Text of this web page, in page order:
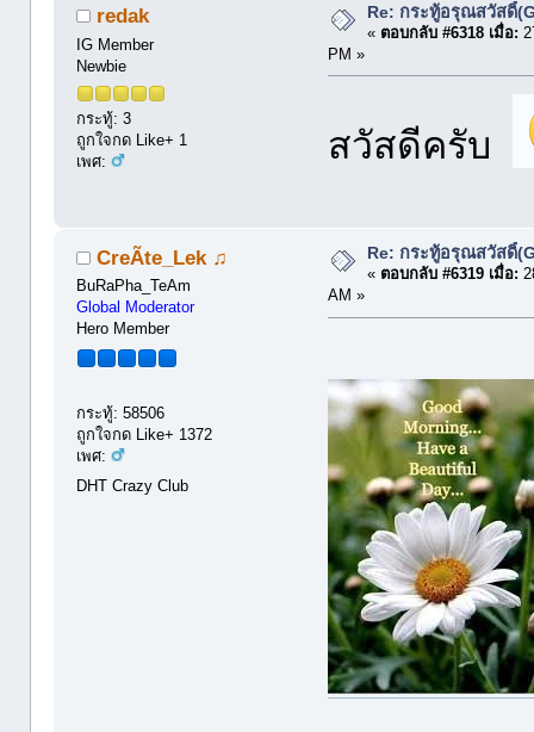
redak
IG Member
Newbie
กระทู้: 3
ถูกใจกด Like+ 1
เพศ:
Re: กระทู้อรุณสวัสดิ์
« ตอบกลับ #6318 เมื่อ:
PM »
สวัสดีครับ
CreÃte_Lek ♫
BuRaPha_TeAm
Global Moderator
Hero Member
กระทู้: 58506
ถูกใจกด Like+ 1372
เพศ:
DHT Crazy Club
Re: กระทู้อรุณสวัสดิ์
« ตอบกลับ #6319 เมื่อ:
AM »